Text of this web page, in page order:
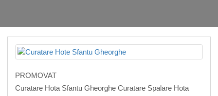
PROMOVAT
Curatare Hota Sfantu Gheorghe Curatare Spalare Hota